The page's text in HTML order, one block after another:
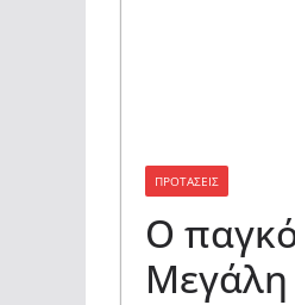
ΠΡΟΤΑΣΕΙΣ
Ο
Μεγάλη